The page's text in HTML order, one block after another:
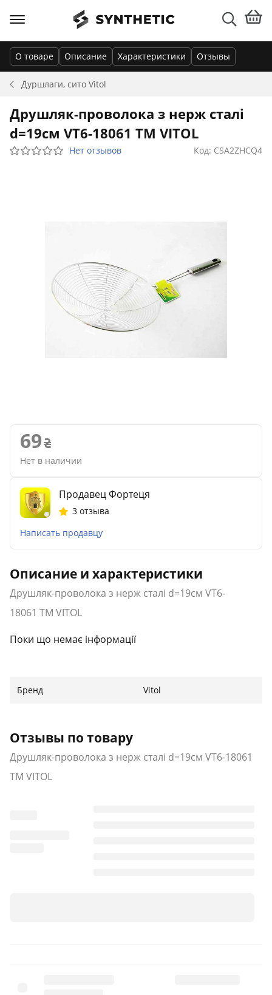
Дуршлаги, сито Vitol
О товаре Описание Характеристики Отзывы
Друшляк-проволока з нерж сталі
d=19см VT6-18061 ТМ VITOL
Нет отзывов Код: CSA2ZHCQ4
69
Нет в наличии
Продавец Фортеця
3 отзыва
Написать продавцу
Описание и характеристики
Друшляк-проволока з нерж сталі d=19см VT6-
18061 ТМ VITOL
Поки що немає інформації
Бренд Vitol
Отзывы по товару
Друшляк-проволока з нерж сталі d=19см VT6-18061
ТМ VITOL